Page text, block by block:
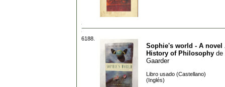
6188.
Sophie's world - A novel
History of Philosophy de
Gaarder
Libro usado (Castellano)
(Inglés)